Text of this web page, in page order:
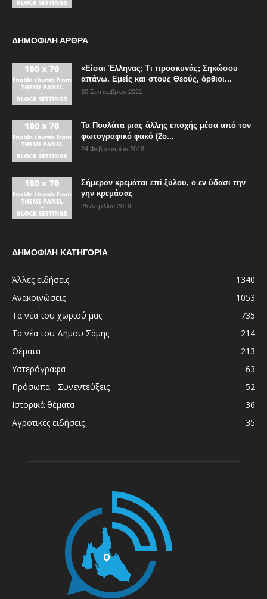
ΔΗΜΟΦΙΛΗ ΑΡΘΡΑ
«Είσαι Έλληνας; Τι προσκυνάς; Σηκώσου
απάνω. Εμείς και στους Θεούς, όρθιοι...
30 Σεπτεμβρίου 2021
Τα Πουλάτα μιας άλλης εποχής μέσα από τον
φωτογραφικό φακό (2ο...
24 Φεβρουαρίου 2018
Σήμερον κρεμάται επί ξύλου, ο εν ύδασι την
γην κρεμάσας
25 Απριλίου 2019
ΔΗΜΟΦΙΛΗ ΚΑΤΗΓΟΡΙΑ
Άλλες ειδήσεις
1340
Ανακοινώσεις
1053
Τα νέα του χωριού μας
735
Τα νέα του Δήμου Σάμης
214
Θέματα
213
Υστερόγραφα
63
Πρόσωπα - Συνεντεύξεις
52
Ιστορικά θέματα
36
Αγροτικές ειδήσεις
35